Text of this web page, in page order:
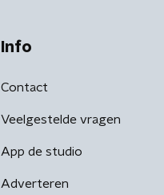
Info
Contact
Veelgestelde vragen
App de studio
Adverteren